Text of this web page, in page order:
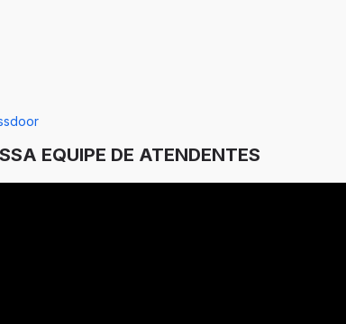
EQUIPE DE ATENDENTES